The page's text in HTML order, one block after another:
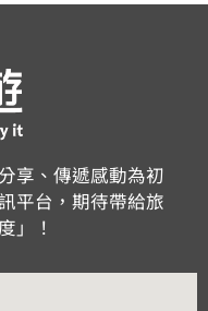
享、傳遞感動為初
平台，期待帶給旅
」！